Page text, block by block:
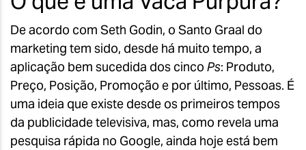
De acordo com Seth Godin, o Santo Graal do
marketing tem sido, desde há muito tempo, a
aplicação bem sucedida dos cinco Ps: Produto,
Preço, Posição, Promoção e por último, Pessoas. É
uma ideia que existe desde os primeiros tempos
da publicidade televisiva, mas, como revela uma
pesquisa rápida no Google, ainda hoje está bem